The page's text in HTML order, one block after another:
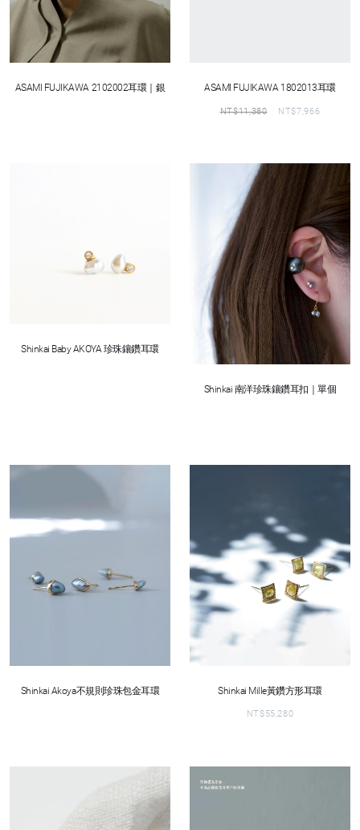
ASAMI FUJIKAWA 2102002耳環｜銀 ASAMI FUJIKAWA 1802013耳環
NT$11,380 NT$7,966
Shinkai Baby AKOYA 珍珠鑲鑽耳環
Shinkai 南洋珍珠鑲鑽耳扣｜單個
Shinkai Akoya不規則珍珠包金耳環 Shinkai Mille黃鑽方形耳環
NT$55,280